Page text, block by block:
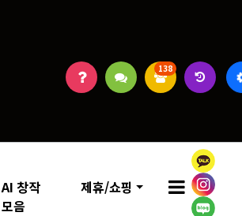
138
AI 창작
모음
제휴/쇼핑